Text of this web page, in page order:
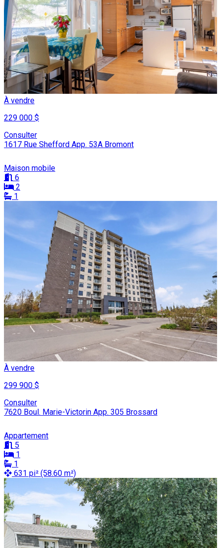
À vendre
229 000 $
Consulter
1617 Rue Shefford App. 53A Bromont
Maison mobile
6
2
1
À vendre
299 900 $
Consulter
7620 Boul. Marie-Victorin App. 305 Brossard
Appartement
5
1
1
631 pi² (58.60 m²)